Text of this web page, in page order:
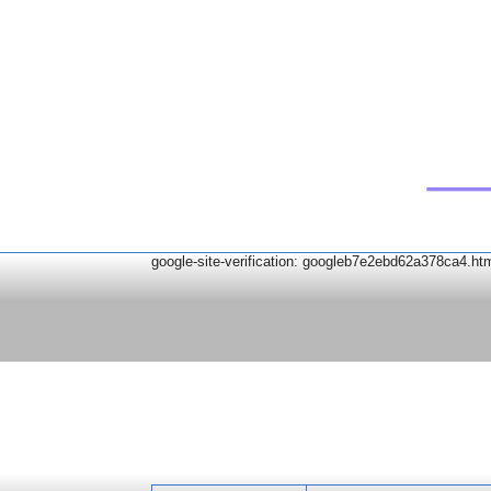
google-site-verification: